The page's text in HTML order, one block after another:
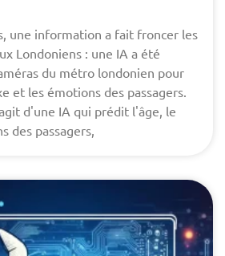
une information a fait froncer les
Londoniens : une IA a été
du métro londonien pour
et les émotions des passagers.
d'une IA qui prédit l'âge, le
des passagers,